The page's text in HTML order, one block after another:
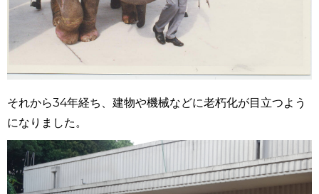
それから34年経ち、建物や機械などに老朽化が目立つよう
になりました。